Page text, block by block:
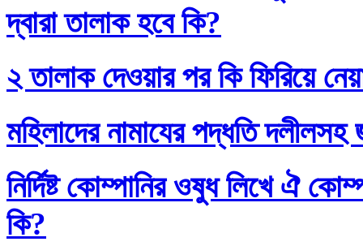
দ্বারা তালাক হবে কি?
২ তালাক দেওয়ার পর কি ফিরিয়ে
মহিলাদের নামাযের পদ্ধতি দলীলসহ
নির্দিষ্ট কোম্পানির ওষুধ লিখে ঐ
কি?